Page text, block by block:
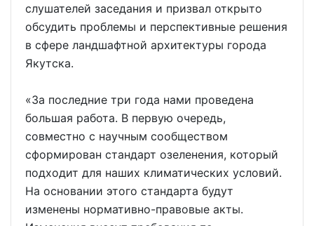
слушателей заседания и призвал открыто
обсудить проблемы и перспективные решения
в сфере ландшафтной архитектуры города
Якутска.
«За последние три года нами проведена
большая работа. В первую очередь,
совместно с научным сообществом
сформирован стандарт озеленения, который
подходит для наших климатических условий.
На основании этого стандарта будут
изменены нормативно-правовые акты.